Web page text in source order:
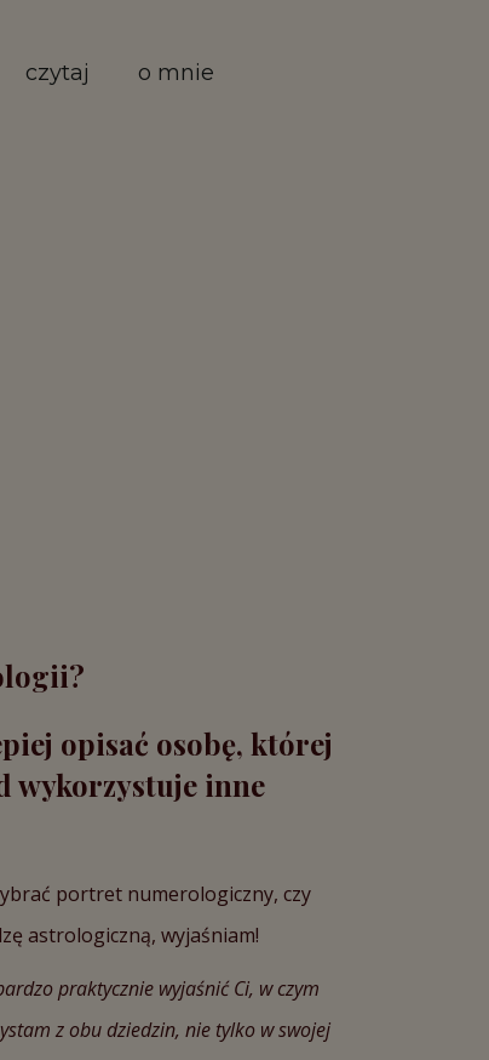
czytaj o mnie
opisać osobę, której
wykorzystuje inne
portret numerologiczny, czy
astrologiczną, wyjaśniam!
praktycznie wyjaśnić Ci, w czym
z obu dziedzin, nie tylko w swojej